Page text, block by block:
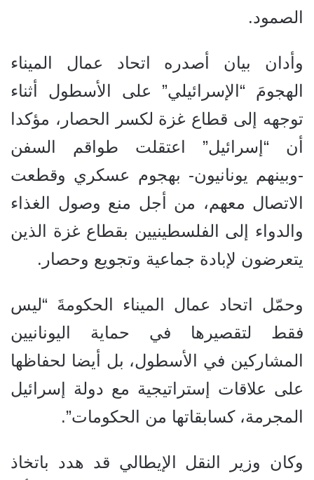
الصمود.
وأدان بيان أصدره اتحاد عمال الميناء
الهجومَ “الإسرائيلي” على الأسطول أثناء
توجهه إلى قطاع غزة لكسر الحصار، مؤكدا
أن “إسرائيل” اعتقلت طواقم السفن
-وبينهم يونانيون- بهجوم عسكري وقطعت
الاتصال معهم، من أجل منع وصول الغذاء
والدواء إلى الفلسطينيين بقطاع غزة الذين
يتعرضون لإبادة جماعية وتجويع وحصار.
وحمّل اتحاد عمال الميناء الحكومةَ “ليس
فقط لتقصيرها في حماية اليونانيين
المشاركين في الأسطول، بل أيضا لحفاظها
على علاقات إستراتيجية مع دولة إسرائيل
المجرمة، كسابقاتها من الحكومات”.
وكان وزير النقل الإيطالي قد هدد باتخاذ